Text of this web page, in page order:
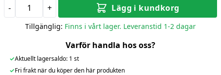
- + Lägg i kundkorg
Tillgänglig: Finns i vårt lager. Leveranstid 1-2 dagar
Varför handla hos oss?
✓Aktuellt lagersaldo: 1 st
✓Fri frakt när du köper den här produkten